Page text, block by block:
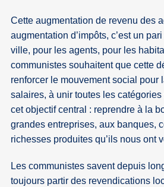
Cette augmentation de revenu des
augmentation d’impôts, c’est un
ville, pour les agents, pour les
communistes souhaitent que cette
renforcer le mouvement social pour
salaires, à unir toutes les
cet objectif central : reprendre à la
grandes entreprises, aux banques,
richesses produites qu’ils nous ont
Les communistes savent depuis
toujours partir des revendications